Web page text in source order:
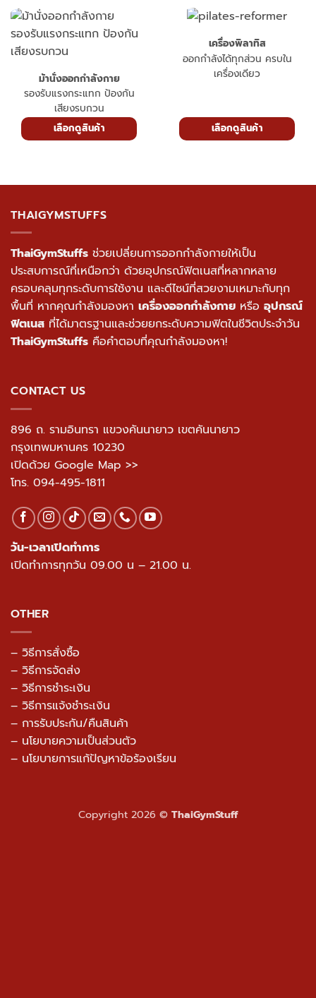
ม้านั่งออกกำลังกาย
รองรับแรงกระแทก ป้องกัน
เสียงรบกวน
เครื่องพิลาทิส
ออกกำลังได้ทุกส่วน ครบใน
THAIGYMSTUFFS
ThaiGymStuffsช่วยเปลี่ยนการออกกำลังกายให้เป็น
ประสบการณ์ที่เหนือกว่า ด้วยอุปกรณ์ฟิตเนสที่หลากหลาย
ครอบคลุมทุกระดับการใช้งาน และดีไซน์ที่สวยงามเหมาะกับทุก
พื้นที่ หากคุณกำลังมองหาเครื่องออกกำลังกายหรืออุปกรณ์
ฟิตเนสที่ได้มาตรฐานและช่วยยกระดับความฟิตในชีวิตประจำวัน
CONTACT US
896 ถ. รามอินทรา แขวงคันนายาว เขตคันนายาว
กรุงเทพมหานคร 10230
เปิดด้วย Google Map >>
วัน-เวลาเปิดทำการ
OTHER
– วิธีการสั่งซื้อ
– วิธีการจัดส่ง
– วิธีการชำระเงิน
– วิธีการแจ้งชำระเงิน
– การรับประกัน/คืนสินค้า
– นโยบายความเป็นส่วนตัว